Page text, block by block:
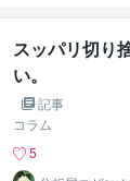
ho）
スッパリ切り
い。
記事
コラム
5